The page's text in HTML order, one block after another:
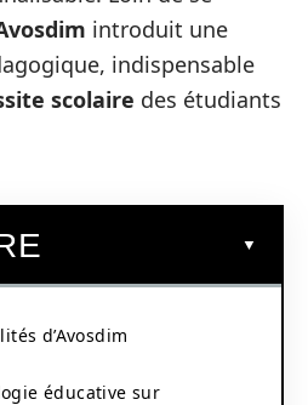
introduit une
indispensable
scolaire des étudiants
d’Avosdim
éducative sur